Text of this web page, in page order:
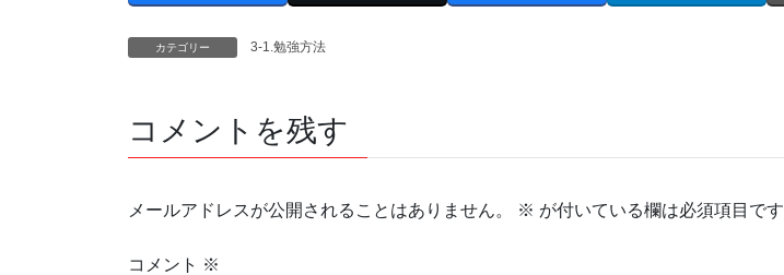
カテゴリー 3-1.勉強方法
コメントを残す
メールアドレスが公開されることはありません。 ※ が付いている欄は必須項目です
コメント ※